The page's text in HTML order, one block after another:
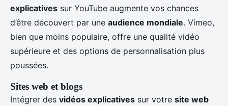
explicatives sur YouTube augmente vos chances
d’être découvert par une audience mondiale. Vimeo,
bien que moins populaire, offre une qualité vidéo
supérieure et des options de personnalisation plus
poussées.
Sites web et blogs
Intégrer des vidéos explicatives sur votre site web